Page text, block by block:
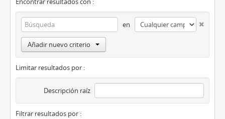
en
Añadir nuevo criterio
Limitar resultados por :
Descripción raíz
Filtrar resultados por :